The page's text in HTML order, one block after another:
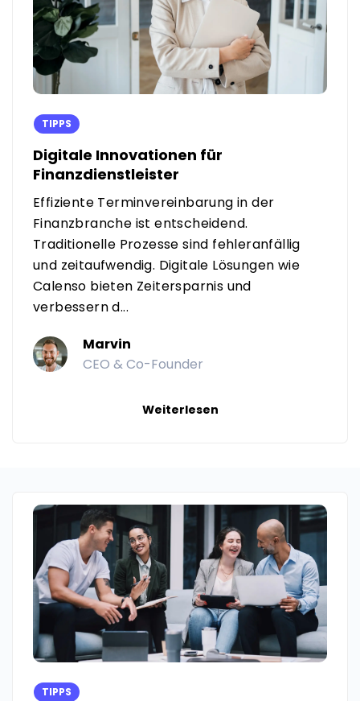
TIPPS
Digitale Innovationen für
Finanzdienstleister
Effiziente Terminvereinbarung in der
Finanzbranche ist entscheidend.
Traditionelle Prozesse sind fehleranfällig
und zeitaufwendig. Digitale Lösungen wie
Calenso bieten Zeitersparnis und
verbessern d...
Marvin
CEO & Co-Founder
Weiterlesen
TIPPS